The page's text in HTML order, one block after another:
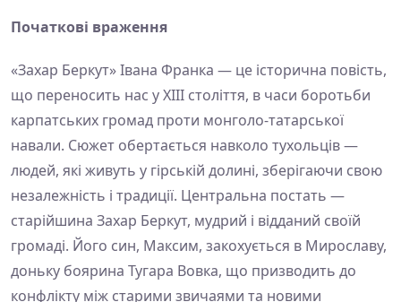
Початкові враження
«Захар Беркут» Івана Франка — це історична повість,
що переносить нас у XIII століття, в часи боротьби
карпатських громад проти монголо-татарської
навали. Сюжет обертається навколо тухольців —
людей, які живуть у гірській долині, зберігаючи свою
незалежність і традиції. Центральна постать —
старійшина Захар Беркут, мудрий і відданий своїй
громаді. Його син, Максим, закохується в Мирославу,
доньку боярина Тугара Вовка, що призводить до
конфлікту між старими звичаями та новими